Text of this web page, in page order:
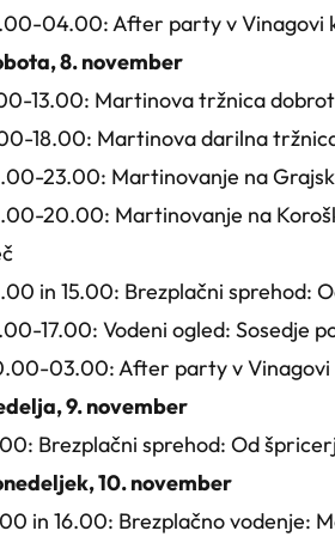
04.00: After party v Vinagovi
8. november
13.00: Martinova tržnica
18.00: Martinova darilna
23.00: Martinovanje na
20.00: Martinovanje na
in 15.00: Brezplačni sprehod:
17.00: Vodeni ogled: Sosedje
03.00: After party v Vinagovi
9. november
Brezplačni sprehod: Od
10. november
in 16.00: Brezplačno vodenje: